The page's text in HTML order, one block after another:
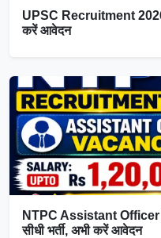
UPSC Recruitment 2026:
करें आवेदन
NTPC Assistant Officer
सीधी भर्ती, अभी करें आवेदन